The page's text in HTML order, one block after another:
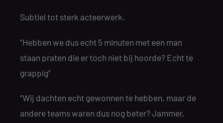
Subtiel tot sterk acteerwerk.
“Hebben we dus echt 5 minuten met een man
staan praten die er toch niet bij hoorde? Echt te
grappig”
“Wij dachten echt gewonnen te hebben, maar de
andere teams waren dus nog beter? Jammer,